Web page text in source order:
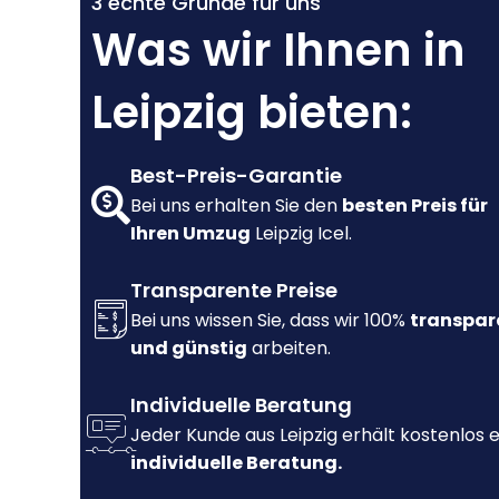
Was wir Ihnen in
Leipzig bieten:
Best-Preis-Garantie
Bei uns erhalten Sie den besten Preis für
Ihren Umzug Leipzig Icel.
Transparente Preise
Bei uns wissen Sie, dass wir 100%
und günstig arbeiten.
Individuelle Beratung
Jeder Kunde aus Leipzig erhält kostenlos
individuelle Beratung.